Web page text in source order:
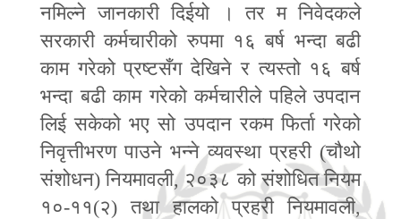
नमिल्ने जानकारी दिईयो । तर म निवेदकले
सरकारी कर्मचारीको रुपमा १६ बर्ष भन्दा बढी
काम गरेको प्रष्टसँग देखिने र त्यस्तो १६ बर्ष
भन्दा बढी काम गरेको कर्मचारीले पहिले उपदान
लिई सकेको भए सो उपदान रकम फिर्ता गरेको
निवृत्तीभरण पाउने भन्ने व्यवस्था प्रहरी (चौथो
संशोधन)नियमावली,२०३८ को संशोधित नियम
१०-११(२)तथा हालको प्रहरी नियमावली,